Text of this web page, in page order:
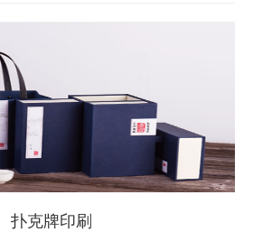
扑克牌印刷